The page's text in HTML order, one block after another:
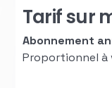
Tarif sur
Abonnement
Proportionnel